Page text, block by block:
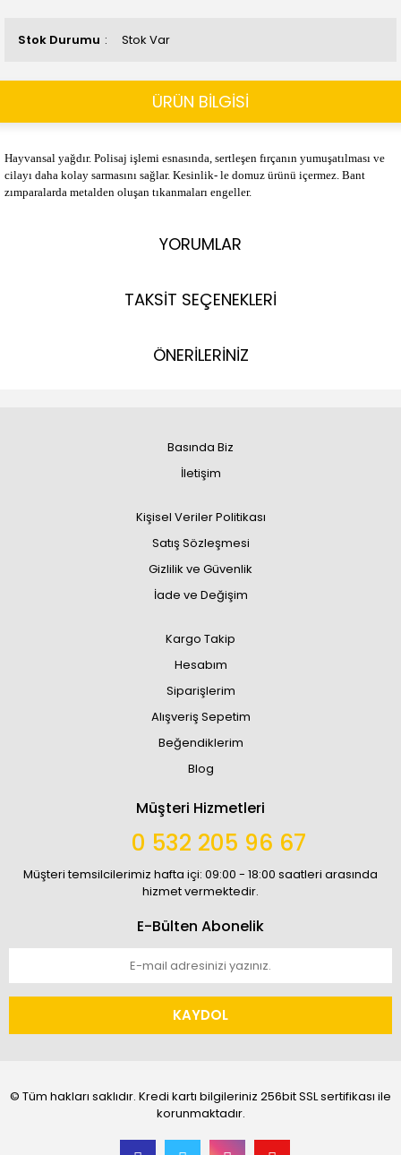
Stok Durumu Stok Var
ÜRÜN BİLGİSİ
Hayvansal yağdır. Polisaj işlemi esnasında, sertleşen fırçanın yumuşatılması ve
cilayı daha kolay sarmasını sağlar. Kesinlik- le domuz ürünü içermez. Bant
zımparalarda metalden oluşan tıkanmaları engeller.
YORUMLAR
TAKSİT SEÇENEKLERİ
ÖNERİLERİNİZ
Basında Biz
İletişim
Kişisel Veriler Politikası
Satış Sözleşmesi
Gizlilik ve Güvenlik
İade ve Değişim
Kargo Takip
Hesabım
Siparişlerim
Alışveriş Sepetim
Beğendiklerim
Blog
Müşteri Hizmetleri
0 532 205 96 67
Müşteri temsilcilerimiz hafta içi: 09:00 - 18:00 saatleri arasında
hizmet vermektedir.
E-Bülten Abonelik
KAYDOL
© Tüm hakları saklıdır. Kredi kartı bilgileriniz 256bit SSL sertifikası ile
korunmaktadır.